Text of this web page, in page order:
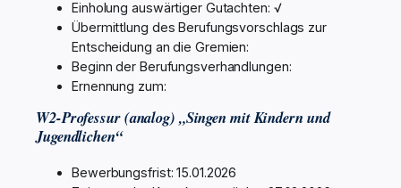
Einholung auswärtiger Gutachten: √
Übermittlung des Berufungsvorschlags zur
Entscheidung an die Gremien:
Beginn der Berufungsverhandlungen:
Ernennung zum:
W2-Professur (analog) „Singen mit Kindern und
Jugendlichen“
Bewerbungsfrist: 15.01.2026